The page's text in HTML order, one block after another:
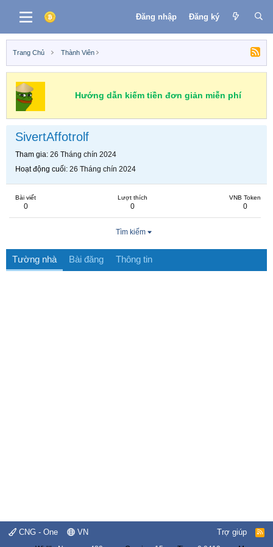
Đăng nhập Đăng ký
Trang Chủ Thành Viên
Hướng dẫn kiếm tiền đơn giản miễn phí
SivertAffotrolf
Tham gia 26 Tháng chín 2024
Hoạt động cuối 26 Tháng chín 2024
Bài viết
0
Lượt thích
0
VNB Token
0
Tìm kiếm
Tường nhà Bài đăng Thông tin
CNG - One VN Trợ giúp
R